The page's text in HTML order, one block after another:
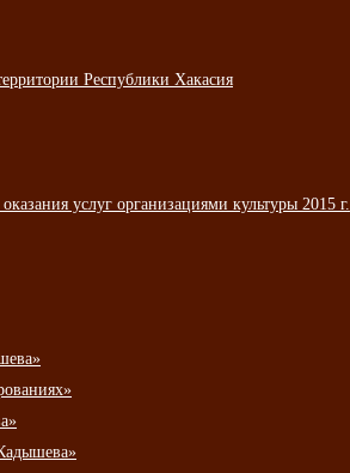
Республики Хакасия
услуг организациями культуры 2015 г.